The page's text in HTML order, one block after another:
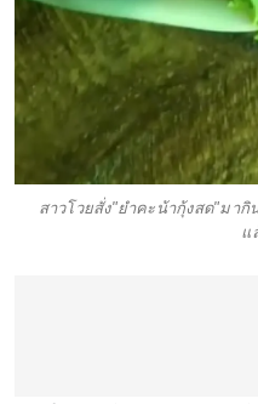
สาวโวยสั่ง"ยำคะน้ากุ้งสด"มา
แ